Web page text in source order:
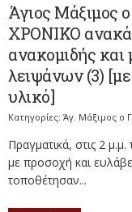
Άγιος Μάξιμος
ΧΡΟΝΙΚΟ
ανακομιδής και
λειψάνων (3)
υλικό]
Κατηγορίες: Άγ. Μάξιμος ο
Πραγματικά, στις 2
με προσοχή και
τοποθέτησαν...